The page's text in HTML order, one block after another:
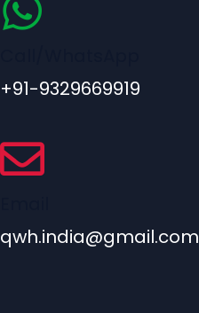
+91-9329669919
qwh.india@gmail.com